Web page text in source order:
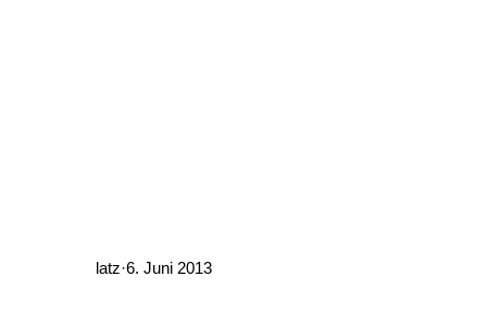
latz·6. Juni 2013